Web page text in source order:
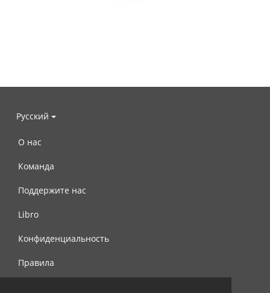
Русский
О нас
Команда
Поддержите нас
Libro
Конфиденциальность
Правила